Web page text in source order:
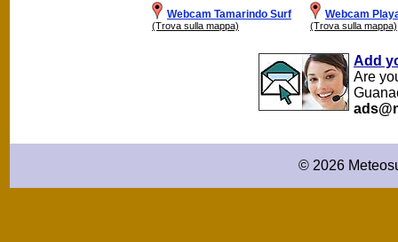
Webcam Tamarindo Surf
(Trova sulla mappa)
Webcam
(Trova sulla mappa)
Add
Are
© 2026